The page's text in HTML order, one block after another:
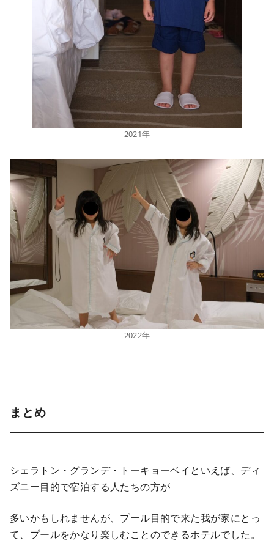
2021年
2022年
まとめ
シェラトン・グランデ・トーキョーベイといえば、ディ
ズニー目的で宿泊する人たちの方が
多いかもしれませんが、プール目的で来た我が家にとっ
て、プールをかなり楽しむことのできるホテルでした。